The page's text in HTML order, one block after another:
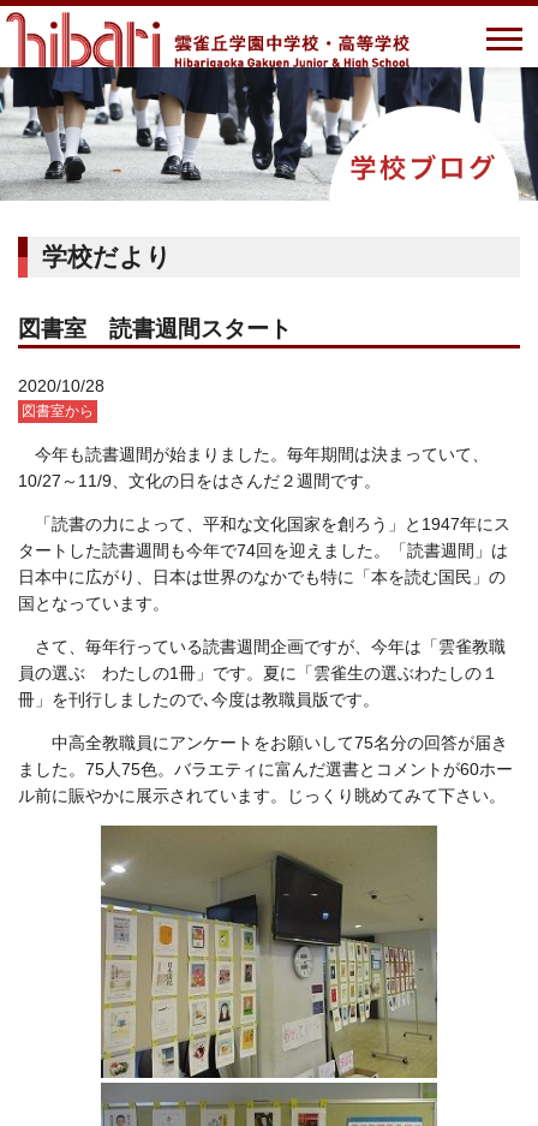
学校だより
図書室 読書週間スタート
2020/10/28
図書室から
今年も読書週間が始まりました。毎年期間は決まっていて、
10/27～11/9、文化の日をはさんだ２週間です。
「読書の力によって、平和な文化国家を創ろう」と1947年にス
タートした読書週間も今年で74回を迎えました。「読書週間」は
日本中に広がり、日本は世界のなかでも特に「本を読む国民」の
国となっています。
さて、毎年行っている読書週間企画ですが、今年は「雲雀教職
員の選ぶ わたしの1冊」です。夏に「雲雀生の選ぶわたしの１
冊」を刊行しましたので､今度は教職員版です。
中高全教職員にアンケートをお願いして75名分の回答が届き
ました。75人75色。バラエティに富んだ選書とコメントが60ホー
ル前に賑やかに展示されています。じっくり眺めてみて下さい。